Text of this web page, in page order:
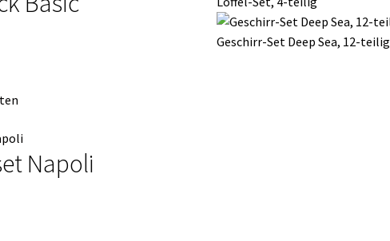
Napoli
Geschirr-Set Deep Sea, 12-teilig